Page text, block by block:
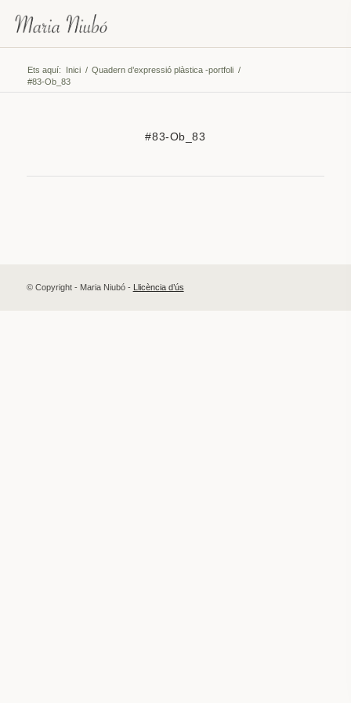
Ets aquí: Inici / Quadern d’expressió plàstica -portfoli /
#83-Ob_83
#83-Ob_83
© Copyright - Maria Niubó - Llicència d’ús